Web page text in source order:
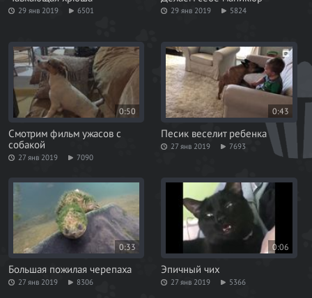
29 янв 2019 6501 29 янв 2019 5824
0:50
Смотрим фильм ужасов с
собакой
27 янв 2019 7090
0:43
Песик веселит ребенка
27 янв 2019 7693
0:33
Большая пожилая черепаха
27 янв 2019 8306
0:06
Эпичный чих
27 янв 2019 5366